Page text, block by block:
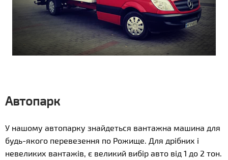
Автопарк
У нашому автопарку знайдеться вантажна машина для
будь-якого перевезення по Рожище. Для дрібних і
невеликих вантажів, є великий вибір авто від 1 до 2 тон.